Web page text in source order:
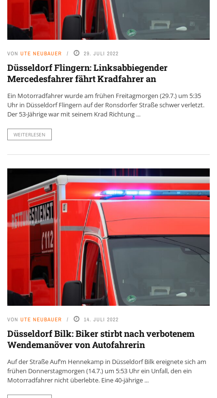
VON UTE NEUBAUER 29. JULI 2022
Düsseldorf Flingern: Linksabbiegender
Mercedesfahrer fährt Kradfahrer an
Ein Motorradfahrer wurde am frühen Freitagmorgen (29.7.) um 5:35
Uhr in Düsseldorf Flingern auf der Ronsdorfer Straße schwer verletzt.
Der 53-Jährige war mit seinem Krad Richtung ...
WEITERLESEN
VON UTE NEUBAUER 14. JULI 2022
Düsseldorf Bilk: Biker stirbt nach verbotenem
Wendemanöver von Autofahrerin
Auf der Straße Auf’m Hennekamp in Düsseldorf Bilk ereignete sich am
frühen Donnerstagmorgen (14.7.) um 5:53 Uhr ein Unfall, den ein
Motorradfahrer nicht überlebte. Eine 40-jährige ...